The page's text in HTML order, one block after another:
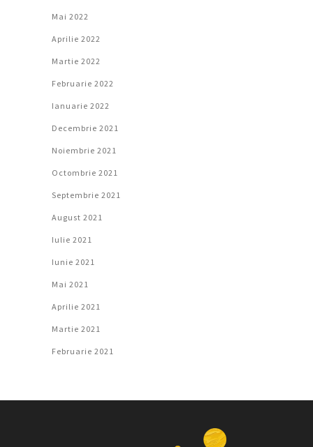
Mai 2022
Aprilie 2022
Martie 2022
Februarie 2022
Ianuarie 2022
Decembrie 2021
Noiembrie 2021
Octombrie 2021
Septembrie 2021
August 2021
Iulie 2021
Iunie 2021
Mai 2021
Aprilie 2021
Martie 2021
Februarie 2021